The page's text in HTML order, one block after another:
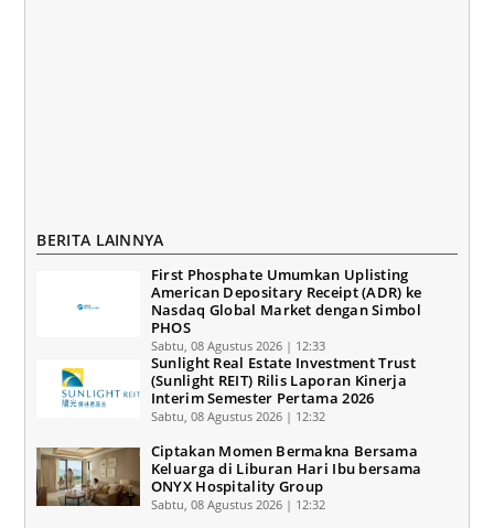
BERITA LAINNYA
First Phosphate Umumkan Uplisting
American Depositary Receipt (ADR) ke
Nasdaq Global Market dengan Simbol
PHOS
Sabtu, 08 Agustus 2026 | 12:33
Sunlight Real Estate Investment Trust
(Sunlight REIT) Rilis Laporan Kinerja
Interim Semester Pertama 2026
Sabtu, 08 Agustus 2026 | 12:32
Ciptakan Momen Bermakna Bersama
Keluarga di Liburan Hari Ibu bersama
ONYX Hospitality Group
Sabtu, 08 Agustus 2026 | 12:32